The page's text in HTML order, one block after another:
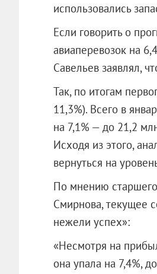
использовались
Если говорить о
авиаперевозок на
Савельев заявлял,
Так, по итогам
11,3%). Всего в
на 7,1% — до 21,2
Исходя из этого,
вернуться на
По мнению
Смирнова, текущее
нежели успех»:
«Несмотря на
она упала на 7,4%,